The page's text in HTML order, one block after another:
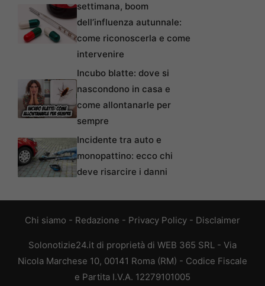
settimana, boom
dell’influenza autunnale:
come riconoscerla e come
intervenire
Incubo blatte: dove si
nascondono in casa e
come allontanarle per
sempre
Incidente tra auto e
monopattino: ecco chi
deve risarcire i danni
Chi siamo - Redazione - Privacy Policy - Disclaimer
Solonotizie24.it di proprietà di WEB 365 SRL - Via
Nicola Marchese 10, 00141 Roma (RM) - Codice Fiscale
e Partita I.V.A. 12279101005